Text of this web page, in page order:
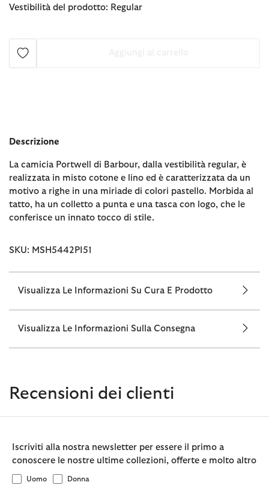
Vestibilità del prodotto: Regular
Descrizione
La camicia Portwell di Barbour, dalla vestibilità regular, è
realizzata in misto cotone e lino ed è caratterizzata da un
motivo a righe in una miriade di colori pastello. Morbida al
tatto, ha un colletto a punta e una tasca con logo, che le
conferisce un innato tocco di stile.
SKU: MSH5442PI51
Visualizza Le Informazioni Su Cura E Prodotto
Visualizza Le Informazioni Sulla Consegna
Recensioni dei clienti
Iscriviti alla nostra newsletter per essere il primo a
conoscere le nostre ultime collezioni, offerte e molto altro
Uomo Donna